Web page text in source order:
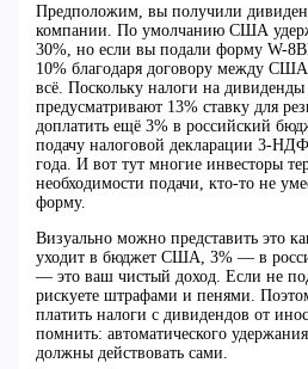
Предположим, вы получили
компании. По умолчанию США
30%, но если вы подали форму W-
10% благодаря договору между
всё. Поскольку налоги на
предусматривают 13% ставку для
доплатить ещё 3% в российский
подачу налоговой декларации 3-
года. И вот тут многие инвесторы
необходимости подачи, кто-то не
форму.
Визуально можно представить это
уходит в бюджет США, 3% — в
— это ваш чистый доход. Если не
рискуете штрафами и пенями.
платить налоги с дивидендов от
помнить: автоматического
должны действовать сами.